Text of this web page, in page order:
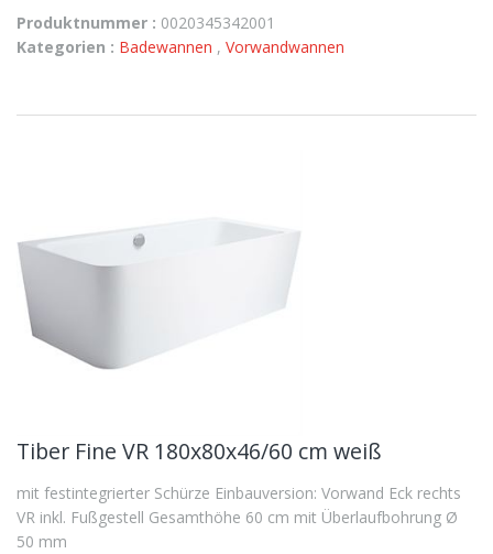
Produktnummer : 0020345342001
Kategorien : Badewannen , Vorwandwannen
Tiber Fine VR 180x80x46/60 cm weiß
mit festintegrierter Schürze Einbauversion: Vorwand Eck rechts
VR inkl. Fußgestell Gesamthöhe 60 cm mit Überlaufbohrung Ø
50 mm